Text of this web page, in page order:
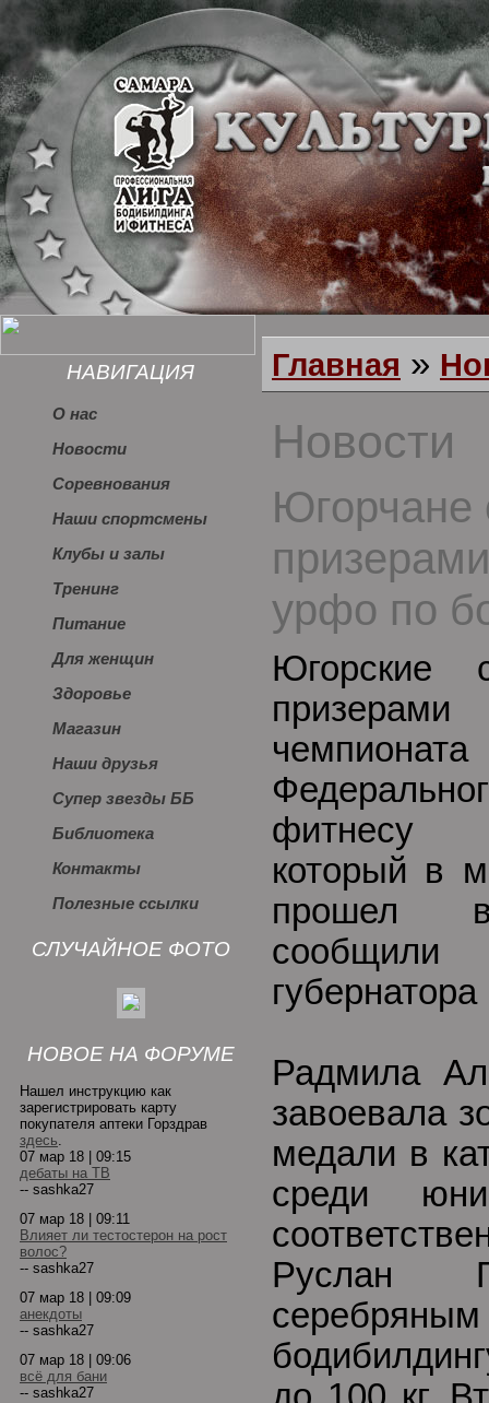
НАВИГАЦИЯ
О нас
Новости
Соревнования
Наши спортсмены
Клубы и залы
Тренинг
Питание
Для женщин
Здоровье
Магазин
Наши друзья
Супер звезды ББ
Библиотека
Контакты
Полезные ссылки
СЛУЧАЙНОЕ ФОТО
НОВОЕ НА ФОРУМЕ
Нашел инструкцию как
зарегистрировать карту
покупателя аптеки Горздрав
здесь.
07 мар 18 | 09:15
дебаты на ТВ
-- sashka27
07 мар 18 | 09:11
Влияет ли тестостерон на рост
волос?
-- sashka27
07 мар 18 | 09:09
анекдоты
-- sashka27
07 мар 18 | 09:06
всё для бани
-- sashka27
Главная »
Новости
Югорчане
урфо по
Югорские
фитнесу
который в
прошел в
сообщили
Радмила
завоевала
медали в
среди
Руслан